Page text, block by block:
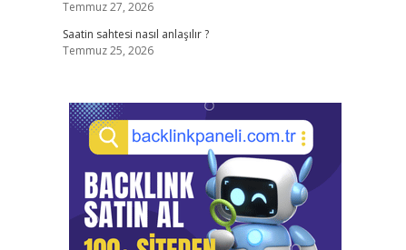
Temmuz 27, 2026
Saatin sahtesi nasıl anlaşılır ?
Temmuz 25, 2026